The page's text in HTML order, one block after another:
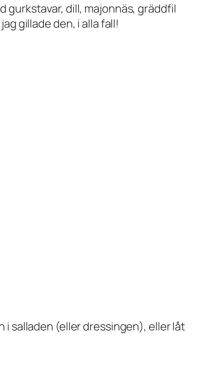
gurkstavar, dill, majonnäs, gräddfil
gillade den, i alla fall!
i salladen (eller dressingen), eller låt